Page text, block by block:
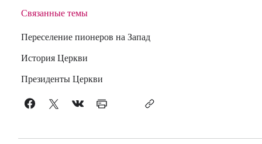
Связанные темы
Переселение пионеров на Запад
История Церкви
Президенты Церкви